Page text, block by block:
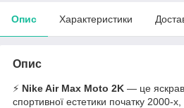
Опис Характеристики
Опис
⚡ Nike Air Max Moto 2K — це
спортивної естетики початку 2000-